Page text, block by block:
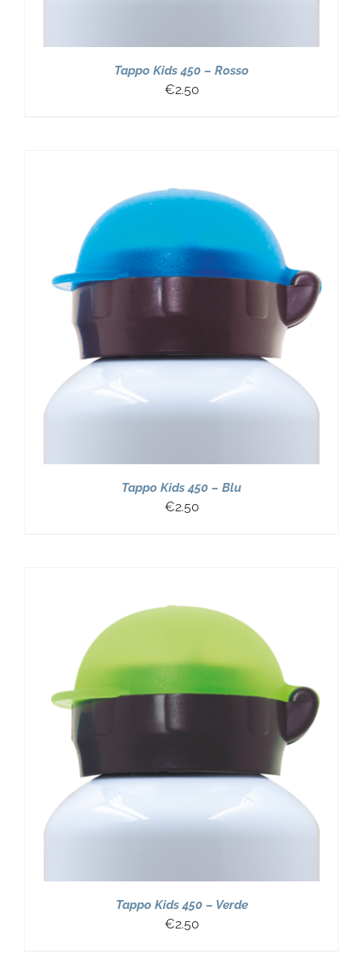
Tappo Kids 450 – Rosso
€2.50
Tappo Kids 450 – Blu
€2.50
Tappo Kids 450 – Verde
€2.50